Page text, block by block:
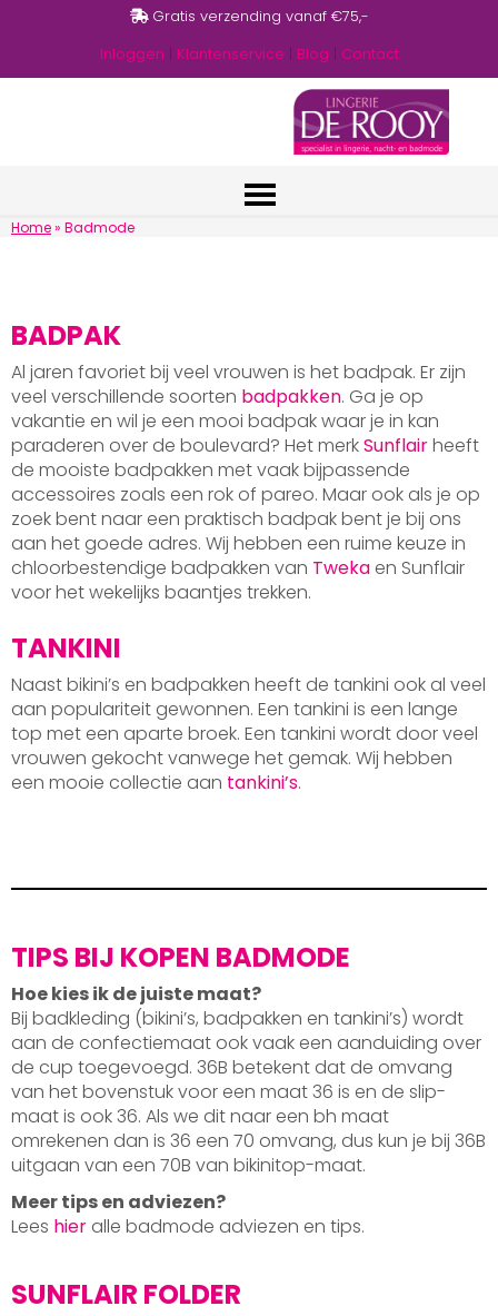
Gratis verzending vanaf €75,-
Inloggen | Klantenservice | Blog | Contact
Home» Badmode
BADPAK
Al jaren favoriet bij veel vrouwen is het badpak. Er zijn
veel verschillende soorten badpakken. Ga je op
vakantie en wil je een mooi badpak waar je in kan
paraderen over de boulevard? Het merkSunflairheeft
de mooiste badpakken met vaak bijpassende
accessoires zoals een rok of pareo. Maar ook als je op
zoek bent naar een praktisch badpak bent je bij ons
aan het goede adres. Wij hebben een ruime keuze in
chloorbestendige badpakken van Tweka en Sunflair
voor het wekelijks baantjes trekken.
TANKINI
Naast bikini’s en badpakken heeft de tankini ook al veel
aan populariteit gewonnen. Een tankini is een lange
top met een aparte broek. Een tankini wordt door veel
vrouwen gekocht vanwege het gemak. Wij hebben
een mooie collectie aan tankini’s.
TIPS BIJ KOPEN BADMODE
Hoe kies ik de juiste maat?
Bij badkleding (bikini’s, badpakken en tankini’s) wordt
aan de confectiemaat ook vaak een aanduiding over
de cup toegevoegd. 36B betekent dat de omvang
van het bovenstuk voor een maat 36 is en de slip-
maat is ook 36. Als we dit naar een bh maat
omrekenen dan is 36 een 70 omvang, dus kun je bij 36B
uitgaan van een 70B van bikinitop-maat.
Meer tips en adviezen?
Lees hier alle badmode adviezen en tips.
SUNFLAIR FOLDER